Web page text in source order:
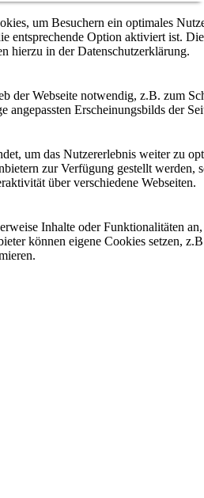
um Besuchern ein optimales
entsprechende Option aktiviert ist.
hierzu in der Datenschutzerklärung.
der Webseite notwendig, z.B. zum
angepassten Erscheinungsbilds der
um das Nutzererlebnis weiter zu
zur Verfügung gestellt
über verschiedene Webseiten.
Inhalte oder Funktionalitäten
können eigene Cookies setzen,